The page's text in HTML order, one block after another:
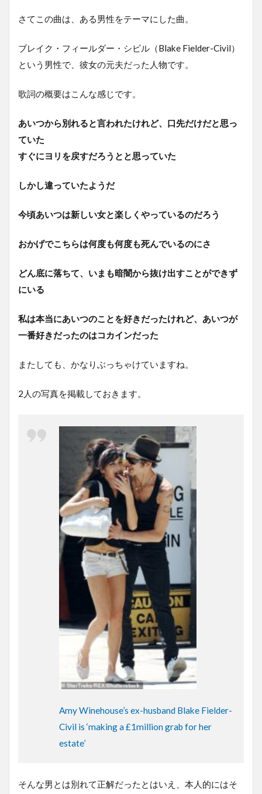
さてこの曲は、ある男性をテーマにした曲。
ブレイク・フィールダー・シビル（Blake Fielder-Civil）
という男性で、彼女の元夫だった人物です。
歌詞の概要はこんな感じです。
あいつから別れると言われたけれど、口先だけだと思っ
ていた
すぐにヨリを戻すだろうとと思っていた
しかし違っていたようだ
今頃あいつは新しい女と楽しくやっているのだろう
おかげでこちらは何度も何度も死んでいるのにさ
どん底に落ちて、いまも暗闇から抜け出すことができず
にいる
私は本当にあいつのことを好きだったけれど、あいつが
一番好きだったのはコカインだった
またしても、かなりぶっちゃけていますね。
2人の写真を掲載しておきます。
Amy Winehouse’s ex-husband Blake Fielder-
Civil is ‘making a £1million grab for her
estate’
そんな男とは別れて正解だったとはいえ、本人的にはそ